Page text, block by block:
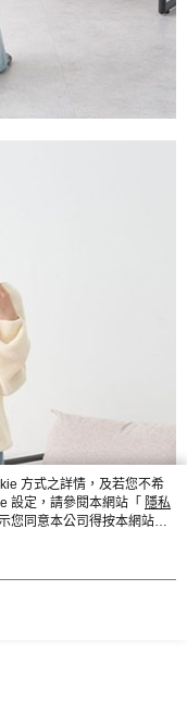
方式之詳情，及若您不希
設定，請參閱本網站「 隱私
您同意本公司得按本網站使